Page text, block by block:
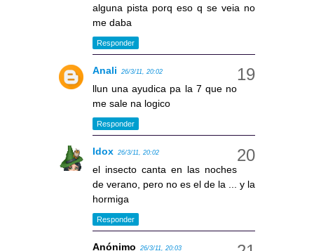
alguna pista porq eso q se veia no
me daba
Responder
Anali 26/3/11, 20:02
llun una ayudica pa la 7 que no
me sale na logico
Responder
Idox 26/3/11, 20:02
el insecto canta en las noches
de verano, pero no es el de la ... y la
hormiga
Responder
Anónimo 26/3/11, 20:03